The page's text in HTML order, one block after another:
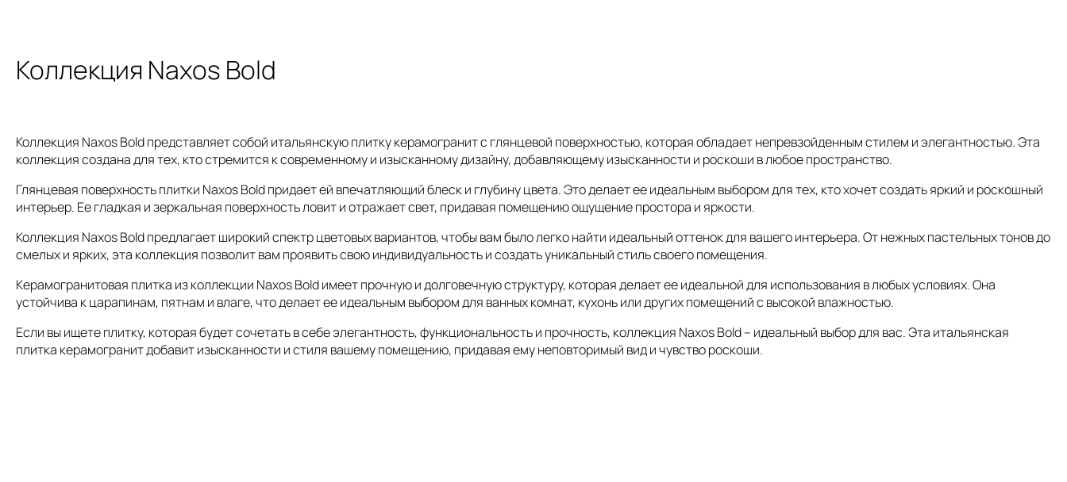
Коллекция Naxos Bold
Коллекция Naxos Bold представляет собой итальянскую плитку керамогранит с глянцевой поверхностью, которая обладает непревзойденным стилем и элегантностью. Эта
коллекция создана для тех, кто стремится к современному и изысканному дизайну, добавляющему изысканности и роскоши в любое пространство.
Глянцевая поверхность плитки Naxos Bold придает ей впечатляющий блеск и глубину цвета. Это делает ее идеальным выбором для тех, кто хочет создать яркий и роскошный
интерьер. Ее гладкая и зеркальная поверхность ловит и отражает свет, придавая помещению ощущение простора и яркости.
Коллекция Naxos Bold предлагает широкий спектр цветовых вариантов, чтобы вам было легко найти идеальный оттенок для вашего интерьера. От нежных пастельных тонов до
смелых и ярких, эта коллекция позволит вам проявить свою индивидуальность и создать уникальный стиль своего помещения.
Керамогранитовая плитка из коллекции Naxos Bold имеет прочную и долговечную структуру, которая делает ее идеальной для использования в любых условиях. Она
устойчива к царапинам, пятнам и влаге, что делает ее идеальным выбором для ванных комнат, кухонь или других помещений с высокой влажностью.
Если вы ищете плитку, которая будет сочетать в себе элегантность, функциональность и прочность, коллекция Naxos Bold – идеальный выбор для вас. Эта итальянская
плитка керамогранит добавит изысканности и стиля вашему помещению, придавая ему неповторимый вид и чувство роскоши.